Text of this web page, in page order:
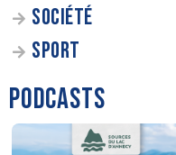
SOCIÉTÉ
SPORT
PODCASTS